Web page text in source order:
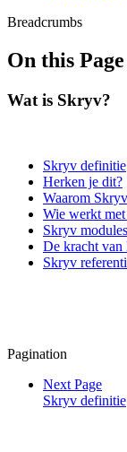
Breadcrumbs
On this Page
Wat is Skryv?
Skryv definitie
Herken je dit?
Waarom
Wie werkt
Skryv modules
De kracht van
Skryv
Pagination
Next Page
Skryv definitie